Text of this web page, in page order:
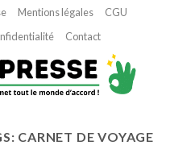
Mentions légales
CGU
Contact
CARNET DE VOYAGE